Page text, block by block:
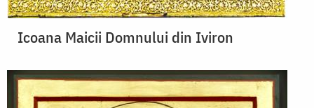
Icoana Maicii Domnului din Iviron